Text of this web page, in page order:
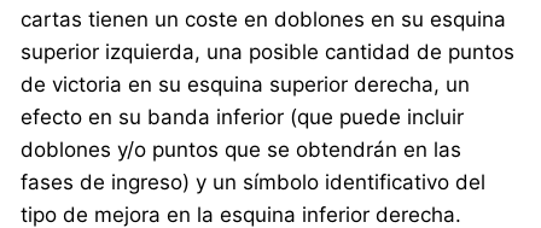
cartas tienen un coste en doblones en su esquina
superior izquierda, una posible cantidad de puntos
de victoria en su esquina superior derecha, un
efecto en su banda inferior (que puede incluir
doblones y/o puntos que se obtendrán en las
fases de ingreso) y un símbolo identificativo del
tipo de mejora en la esquina inferior derecha.